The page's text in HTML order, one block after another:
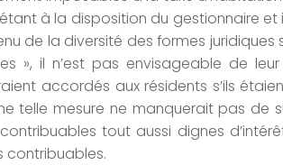
à la disposition du gestionnaire
de la diversité des formes juridiques
», il n’est pas envisageable de
accordés aux résidents s’ils
telle mesure ne manquerait pas de
tout aussi dignes
contribuables.